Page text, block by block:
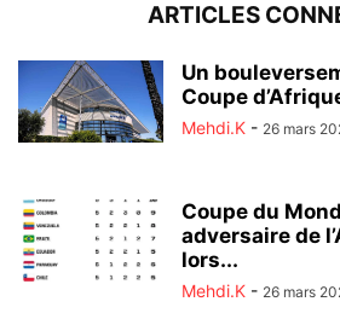
ARTICLES
Un
Coupe
Mehdi.K - 26 mars
Coupe du
adversaire de
lors...
Mehdi.K - 26 mars